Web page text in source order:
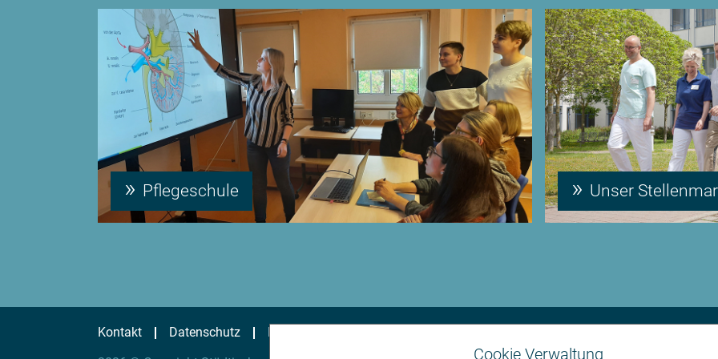
Pflegeschule Unser
Kontakt Datenschutz Impressum
Cookie Verwaltung